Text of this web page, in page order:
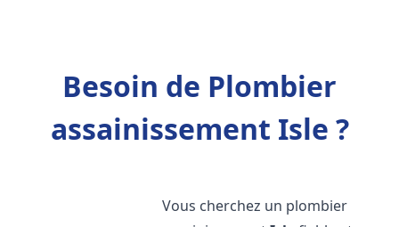
Besoin de Plombier
assainissement Isle ?
Vous cherchez un plombier